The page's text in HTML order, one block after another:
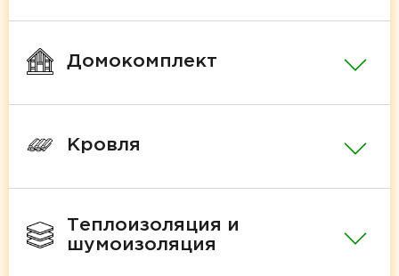
Домокомплект
Кровля
Теплоизоляция и
шумоизоляция